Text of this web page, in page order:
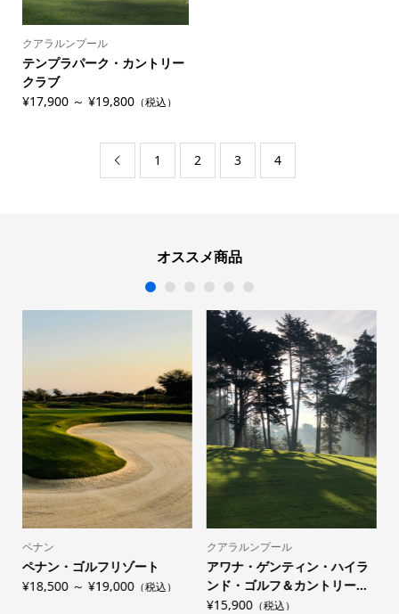
クアラルンプール
テンプラパーク・カントリー
クラブ
¥17,900 ～ ¥19,800（税込）
 1 2 3 4
オススメ商品
ペナン
ペナン・ゴルフリゾート
¥18,500 ～ ¥19,000（税込）
クアラルンプール
アワナ・ゲンティン・ハイラ
ンド・ゴルフ＆カントリー...
¥15,900（税込）
1 2 3 4 5 6